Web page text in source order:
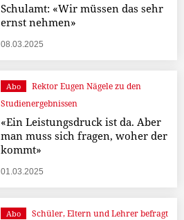
Schulamt: «Wir müssen das sehr
ernst nehmen»
08.03.2025
Abo
Rektor Eugen Nägele zu den
Studienergebnissen
«Ein Leistungsdruck ist da. Aber
man muss sich fragen, woher der
kommt»
01.03.2025
Abo Schüler, Eltern und Lehrer befragt